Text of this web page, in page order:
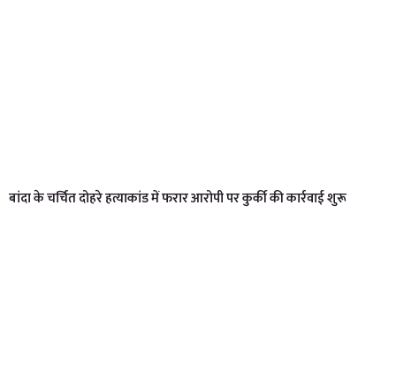
बांदा के चर्चित दोहरे हत्याकांड में फरार आरोपी पर कुर्की की कार्रवाई शुरू